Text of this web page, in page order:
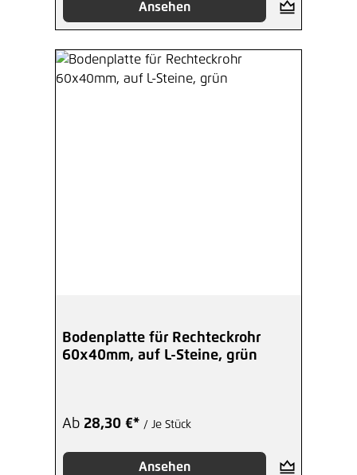
Ansehen
Bodenplatte für Rechteckrohr
60x40mm, auf L-Steine, grün
Ab 28,30 €* / Je Stück
Ansehen